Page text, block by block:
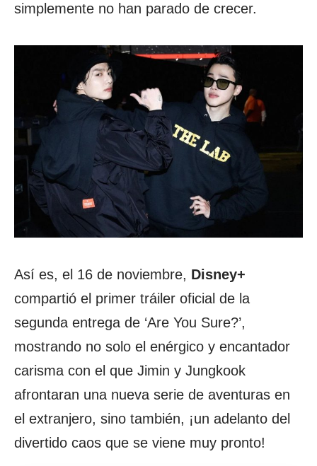
simplemente no han parado de crecer.
Así es, el 16 de noviembre, Disney+
compartió el primer tráiler oficial de la
segunda entrega de ‘Are You Sure?’,
mostrando no solo el enérgico y encantador
carisma con el que Jimin y Jungkook
afrontaran una nueva serie de aventuras en
el extranjero, sino también, ¡un adelanto del
divertido caos que se viene muy pronto!